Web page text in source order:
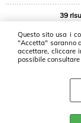
Questo sito usa i
"Accetta" saranno
accettare, cliccare
possibile
39
Proservice srl ~